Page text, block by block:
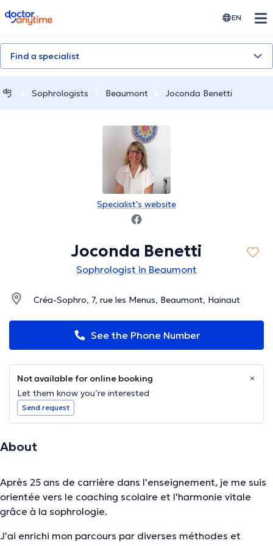
doctoranytime EN
Find a specialist
Sophrologists Beaumont Joconda Benetti
Specialist's website
Joconda Benetti
Sophrologist in Beaumont
Créa-Sophro, 7, rue les Menus, Beaumont, Hainaut
See the Phone Number
Not available for online booking
Let them know you’re interested
Send request
About
Après 25 ans de carrière dans l'enseignement, je me suis
orientée vers le coaching scolaire et l'harmonie vitale
grâce à la sophrologie.
J'ai enrichi mon parcours par diverses méthodes et